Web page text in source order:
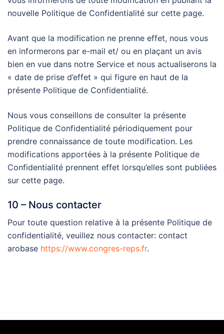
nouvelle Politique de Confidentialité sur cette page.
Avant que la modification ne prenne effet, nous vous
en informerons par e-mail et/ ou en plaçant un avis
bien en vue dans notre Service et nous actualiserons la
« date de prise d’effet » qui figure en haut de la
présente Politique de Confidentialité.
Nous vous conseillons de consulter la présente
Politique de Confidentialité périodiquement pour
prendre connaissance de toute modification. Les
modifications apportées à la présente Politique de
Confidentialité prennent effet lorsqu’elles sont publiées
sur cette page.
10 – Nous contacter
Pour toute question relative à la présente Politique de
confidentialité, veuillez nous contacter: contact
arobase https://www.congres-reps.fr.